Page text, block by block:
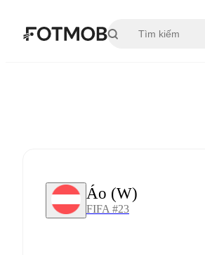
Áo (W)
FIFA #23